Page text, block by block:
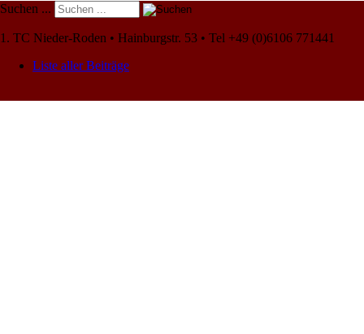
Suchen ...
1. TC Nieder-Roden • Hainburgstr. 53 • Tel +49 (0)6106 771441
Liste aller Beiträge